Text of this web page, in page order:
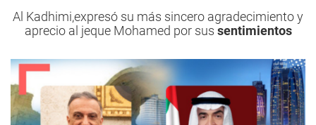
Al Kadhimi,expresó su más sincero agradecimiento y
aprecio al jeque Mohamed por sus sentimientos